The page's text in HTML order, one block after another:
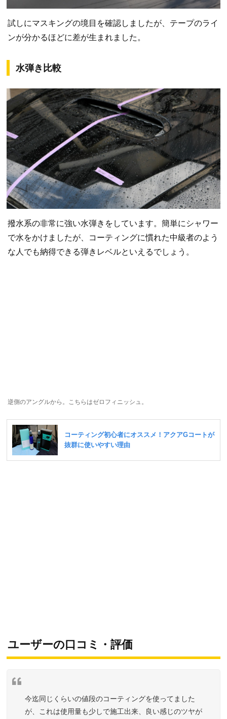
試しにマスキングの境目を確認しましたが、テープのライ
ンが分かるほどに差が生まれました。
水弾き比較
撥水系の非常に強い水弾きをしています。簡単にシャワー
で水をかけましたが、コーティングに慣れた中級者のよう
な人でも納得できる弾きレベルといえるでしょう。
逆側のアングルから。こちらはゼロフィニッシュ。
ユーザーの口コミ・評価
今迄同じくらいの値段のコーティングを使ってました
が、これは使用量も少しで施工出来、良い感じのツヤが